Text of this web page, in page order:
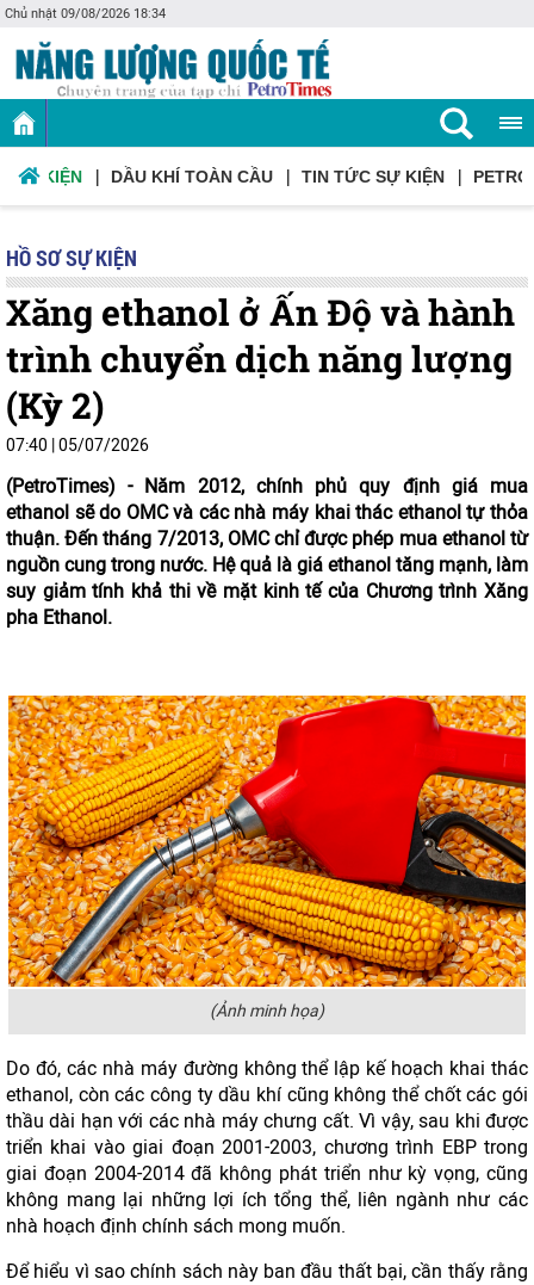
Chủ nhật 09/08/2026 18:34
SỰ KIỆN DẦU KHÍ TOÀN CẦU TIN TỨC SỰ KIỆN
HỒ SƠ SỰ KIỆN
Xăng ethanol ở Ấn Độ và hành
trình chuyển dịch năng lượng
(Kỳ 2)
07:40 05/07/2026
(PetroTimes) - Năm 2012, chính phủ quy định giá mua
ethanol sẽ do OMC và các nhà máy khai thác ethanol tự thỏa
thuận. Đến tháng 7/2013, OMC chỉ được phép mua ethanol từ
nguồn cung trong nước. Hệ quả là giá ethanol tăng mạnh, làm
suy giảm tính khả thi về mặt kinh tế của Chương trình Xăng
pha Ethanol.
(Ảnh minh họa)
Do đó, các nhà máy đường không thể lập kế hoạch khai thác
ethanol, còn các công ty dầu khí cũng không thể chốt các gói
thầu dài hạn với các nhà máy chưng cất. Vì vậy, sau khi được
triển khai vào giai đoạn 2001-2003, chương trình EBP trong
giai đoạn 2004-2014 đã không phát triển như kỳ vọng, cũng
không mang lại những lợi ích tổng thể, liên ngành như các
nhà hoạch định chính sách mong muốn.
Để hiểu vì sao chính sách này ban đầu thất bại, cần thấy rằng